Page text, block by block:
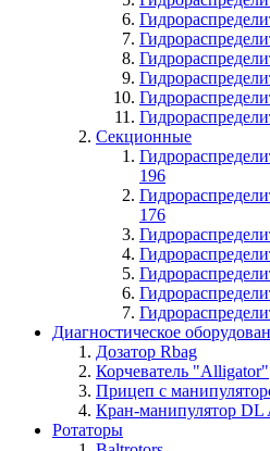
Секционные
196
176
Диагностическое
Дозатор Rbag
Корчеватель "Alligator"
Прицеп с
Кран-манипулятор DL
Ротаторы